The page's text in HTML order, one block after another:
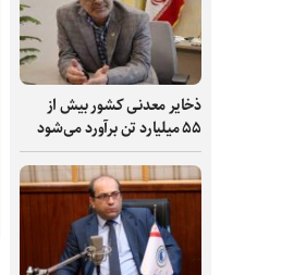
ذخایر معدنی کشور بیش از
۵۵ میلیارد تن برآورد می‌شود